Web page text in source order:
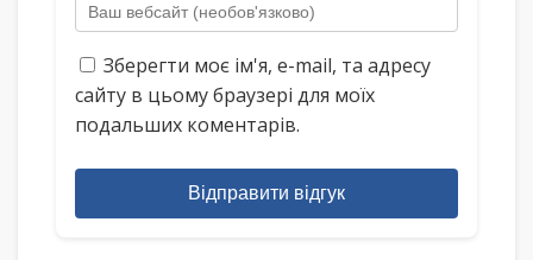
Зберегти моє ім'я, e-mail, та адресу
сайту в цьому браузері для моїх
подальших коментарів.
Відправити відгук